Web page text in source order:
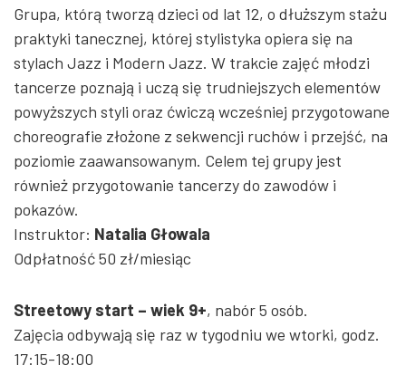
Grupa, którą tworzą dzieci od lat 12, o dłuższym stażu
praktyki tanecznej, której stylistyka opiera się na
stylach Jazz i Modern Jazz. W trakcie zajęć młodzi
tancerze poznają i uczą się trudniejszych elementów
powyższych styli oraz ćwiczą wcześniej przygotowane
choreografie złożone z sekwencji ruchów i przejść, na
poziomie zaawansowanym. Celem tej grupy jest
również przygotowanie tancerzy do zawodów i
pokazów.
Instruktor: Natalia Głowala
Odpłatność 50 zł/miesiąc
Streetowy start – wiek 9+, nabór 5 osób.
Zajęcia odbywają się raz w tygodniu we wtorki, godz.
17:15-18:00